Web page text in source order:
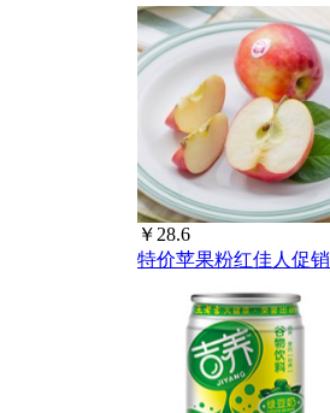
￥28.6
特价苹果粉红佳人促销